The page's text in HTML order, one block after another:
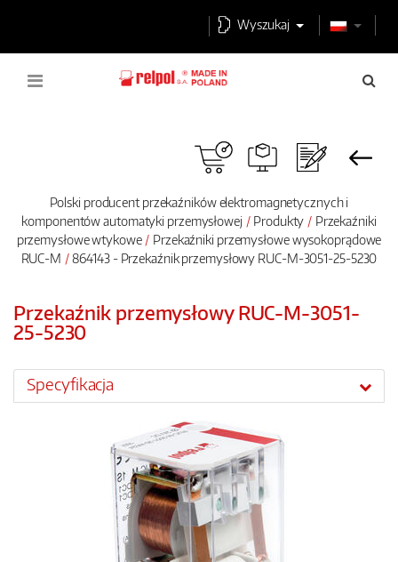
Wyszukaj
Polski producent przekaźników elektromagnetycznych i
komponentów automatyki przemysłowej
Produkty
Przekaźniki
przemysłowe wtykowe
Przekaźniki przemysłowe wysokoprądowe
RUC-M
864143 - Przekaźnik przemysłowy RUC-M-3051-25-5230
Przekaźnik przemysłowy RUC-M-3051-
25-5230
Specyfikacja